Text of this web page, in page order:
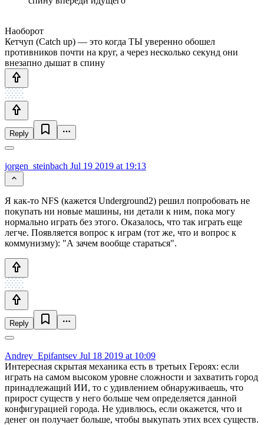
Наоборот
Кетчуп (Catch up) — это когда ТЫ уверенно обошел
противников почти на круг, а через несколько секунд они
внезапно дышат в спину
Reply
jorgen_steinbach Jul 19 2019 at 19:13
Я как-то NFS (кажется Underground2) решил попробовать не
покупать ни новые машины, ни детали к ним, пока могу
нормально играть без этого. Оказалось, что так играть еще
легче. Появляется вопрос к играм (тот же, что и вопрос к
коммунизму): "А зачем вообще стараться".
Reply
Andrey_Epifantsev Jul 18 2019 at 10:09
Интересная скрытая механика есть в третьих Героях: если
играть на самом высоком уровне сложности и захватить город
принадлежащий ИИ, то с удивлением обнаруживаешь, что
прирост существ у него больше чем определяется данной
конфигурацией города. Не удивлюсь, если окажется, что и
денег он получает больше, чтобы выкупать этих всех существ.